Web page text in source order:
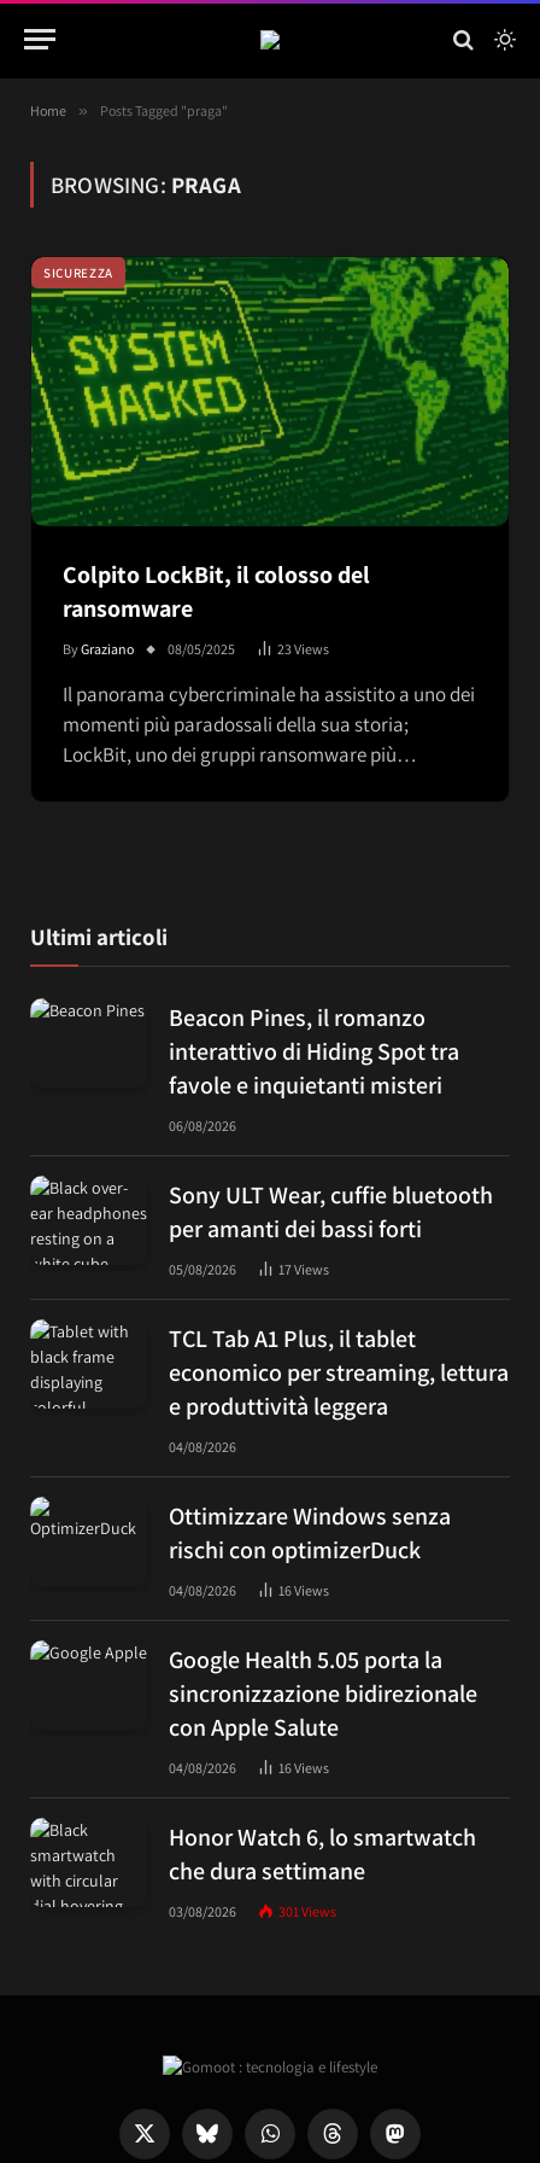
Home » Posts Tagged "praga"
BROWSING: PRAGA
SICUREZZA
Colpito LockBit, il colosso del
ransomware
ByGraziano 08/05/2025 23Views
Il panorama cybercriminale ha assistito a uno dei
momenti più paradossali della sua storia;
LockBit, uno dei gruppi ransomware più…
Ultimi articoli
Beacon Pines, il romanzo
interattivo di Hiding Spot tra
favole e inquietanti misteri
06/08/2026
Sony ULT Wear, cuffie bluetooth
per amanti dei bassi forti
05/08/2026 17Views
TCL Tab A1 Plus, il tablet
economico per streaming, lettura
e produttività leggera
04/08/2026
Ottimizzare Windows senza
rischi con optimizerDuck
04/08/2026 16Views
Google Health 5.05 porta la
sincronizzazione bidirezionale
con Apple Salute
04/08/2026 16Views
Honor Watch 6, lo smartwatch
che dura settimane
03/08/2026 301 Views
X
Bluesky WhatsAppThreads Mastodon